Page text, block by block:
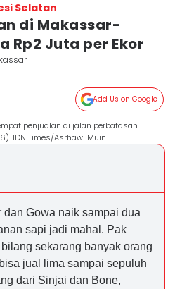
Selatan
di Makassar-
Rp2 Juta per Ekor
Add Us on Google
penjualan di jalan perbatasan
IDN Times/Asrhawi Muin
dan Gowa naik sampai dua
sapi jadi mahal. Pak
sekarang banyak orang
jual lima sampai sepuluh
dari Sinjai dan Bone,